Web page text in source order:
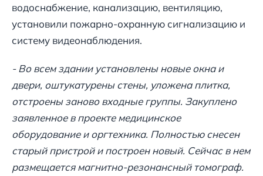
водоснабжение, канализацию, вентиляцию,
установили пожарно-охранную сигнализацию и
систему видеонаблюдения.
- Во всем здании установлены новые окна и
двери, оштукатурены стены, уложена плитка,
отстроены заново входные группы. Закуплено
заявленное в проекте медицинское
оборудование и оргтехника. Полностью снесен
старый пристрой и построен новый. Сейчас в нем
размещается магнитно-резонансный томограф.